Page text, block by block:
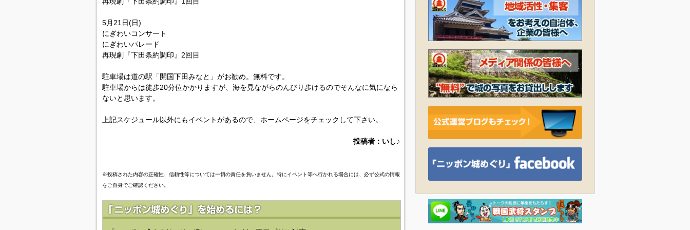
5月21日(日)
にぎわいコンサート
にぎわいパレード
再現劇『下田条約調印』2回目
駐車場は道の駅「開国下田みなと」がお勧め。無料です。
駐車場からは徒歩20分位かかりますが、海を見ながらのんびり歩けるのでそんなに気になら
ないと思います。
上記スケジュール以外にもイベントがあるので、ホームページをチェックして下さい。
投稿者：いし♪
※投稿された内容の正確性、信頼性等については一切の責任を負いません。特にイベント等へ行かれる場合には、必ず公式の情報
をご自身でご確認ください。